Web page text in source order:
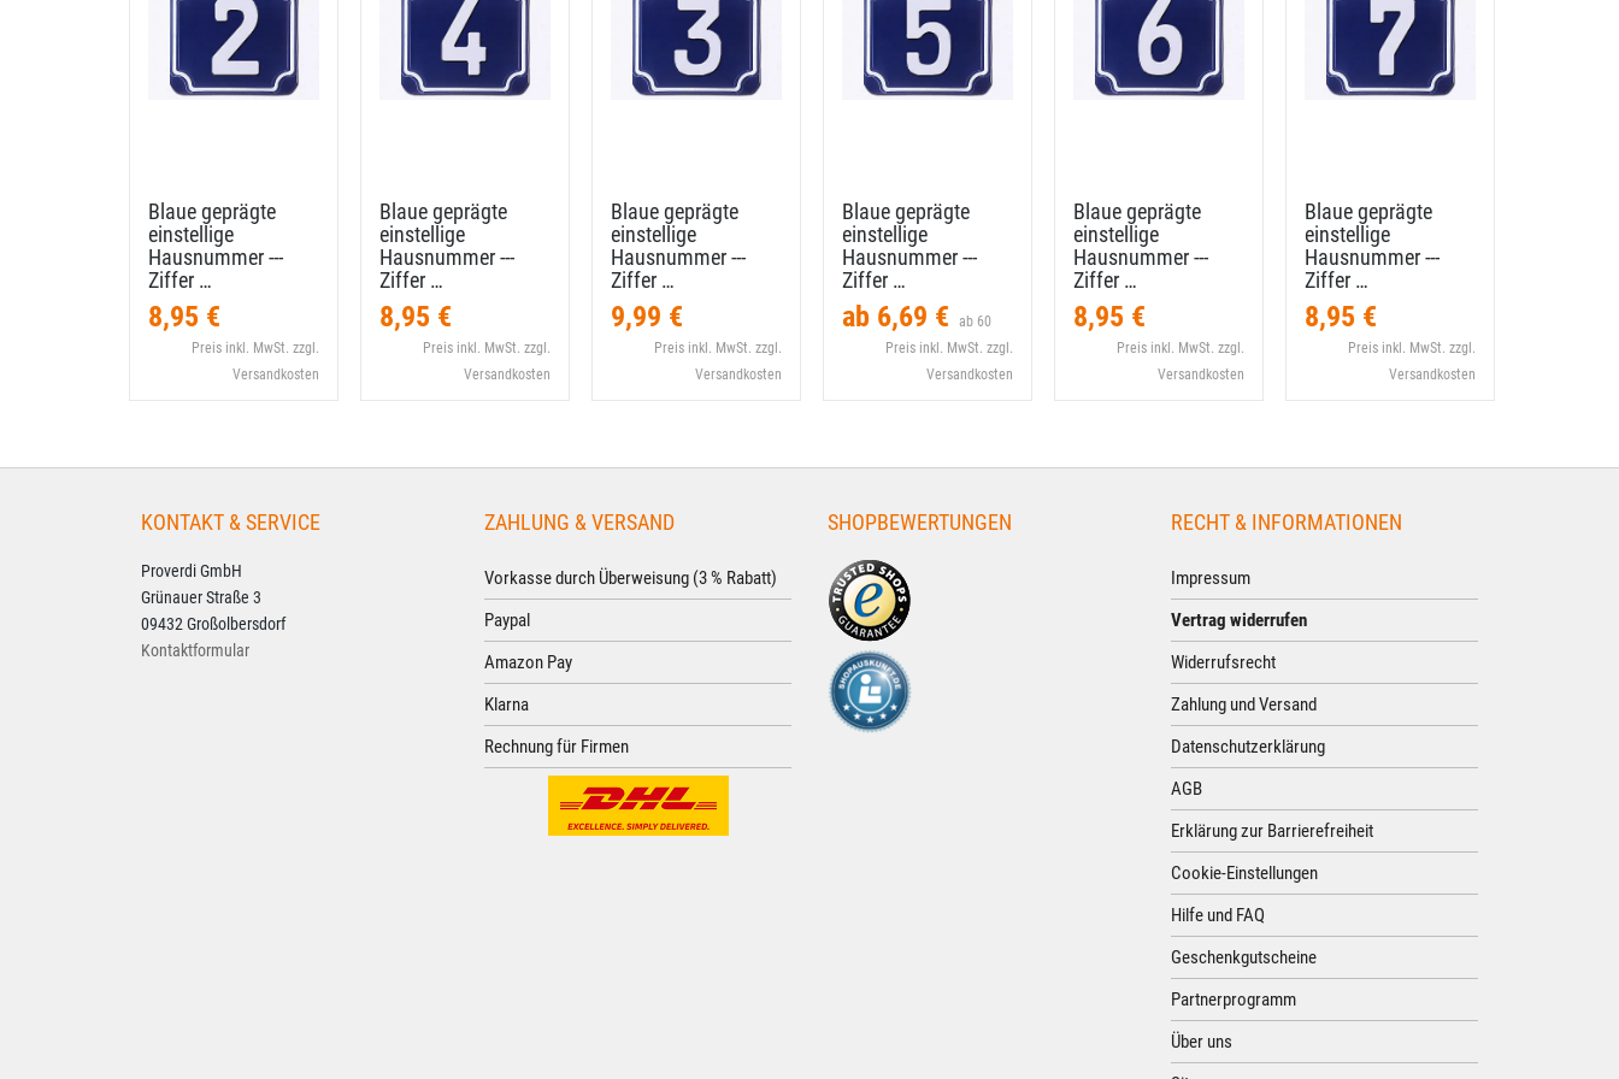
Blaue geprägte
einstellige
Hausnummer --​-
Ziffer …
8,95 €
Preis inkl. MwSt. zzgl.
Versandkosten
Blaue geprägte
einstellige
Hausnummer --​-
Ziffer …
8,95 €
Preis inkl. MwSt. zzgl.
Versandkosten
Blaue geprägte
einstellige
Hausnummer --​-
Ziffer …
9,99 €
Preis inkl. MwSt. zzgl.
Versandkosten
Blaue geprägte
einstellige
Hausnummer --​-
Ziffer …
ab 6,69 €
ab 60
Preis inkl. MwSt. zzgl.
Versandkosten
Blaue geprägte
einstellige
Hausnummer --​-
Ziffer …
8,95 €
Preis inkl. MwSt. zzgl.
Versandkosten
Blaue geprägte
einstellige
Hausnummer --​-
Ziffer …
8,95 €
Preis inkl. MwSt. zzgl.
Versandkosten
KONTAKT & SERVICE
Proverdi GmbH
Grünauer Straße 3
09432 Großolbersdorf
Kontaktformular
ZAHLUNG & VERSAND
Vorkasse durch Überweisung (3 % Rabatt)
Paypal
Amazon Pay
Klarna
Rechnung für Firmen
SHOPBEWERTUNGEN RECHT & INFORMATIONEN
Impressum
Vertrag widerrufen
Widerrufsrecht
Zahlung und Versand
Datenschutzerklärung
AGB
Erklärung zur Barrierefreiheit
Cookie-Einstellungen
Hilfe und FAQ
Geschenkgutscheine
Partnerprogramm
Über uns